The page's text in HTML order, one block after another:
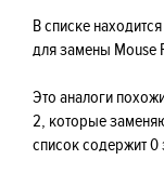
В списке
для замены Mouse
Это аналоги
2, которые
список содержит 0